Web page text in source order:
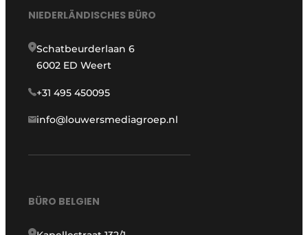
NIEDERLÄNDISCHES BÜRO
Schatbeurderlaan 6
6002 ED Weert
+31 495 450095
info@louwersmediagroep.nl
BÜRO BELGIEN